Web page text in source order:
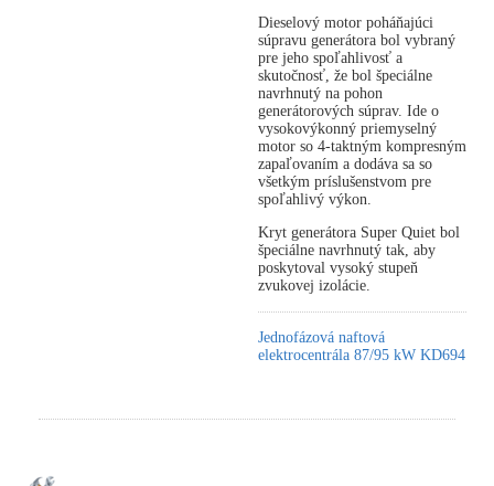
Dieselový motor poháňajúci
súpravu generátora bol vybraný
pre jeho spoľahlivosť a
skutočnosť, že bol špeciálne
navrhnutý na pohon
generátorových súprav. Ide o
vysokovýkonný priemyselný
motor so 4-taktným kompresným
zapaľovaním a dodáva sa so
všetkým príslušenstvom pre
spoľahlivý výkon.
Kryt generátora Super Quiet bol
špeciálne navrhnutý tak, aby
poskytoval vysoký stupeň
zvukovej izolácie.
Jednofázová naftová
elektrocentrála 87/95 kW KD694